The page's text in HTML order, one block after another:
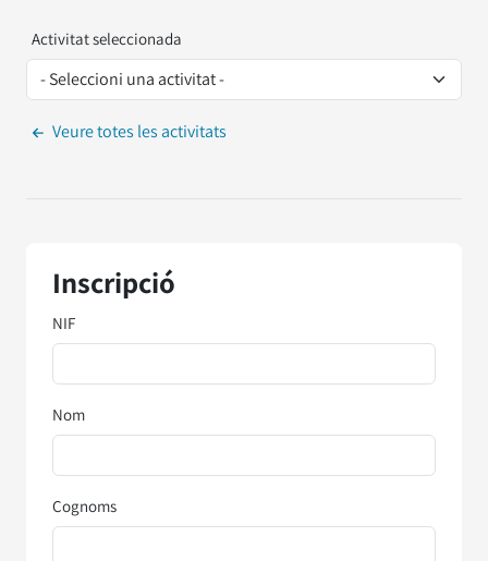
Activitat seleccionada
Veure totes les activitats
Inscripció
NIF
Nom
Cognoms